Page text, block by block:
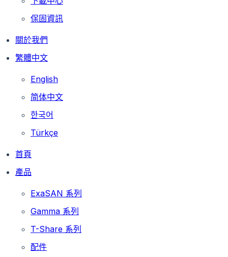
保固資訊
關於我們
繁體中文
English
简体中文
한국어
Türkçe
首頁
產品
ExaSAN 系列
Gamma 系列
T-Share 系列
配件